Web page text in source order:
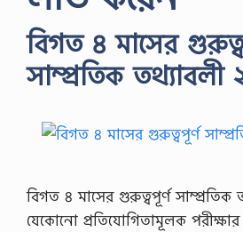
বিগত ৪ মাসের
সাম্প্রতিক তথ্যাবলী
বিগত ৪ মাসের গুরুত্বপূর্ণ সাম্প্রতিক
যেকোনো প্রতিযোগিতামূলক